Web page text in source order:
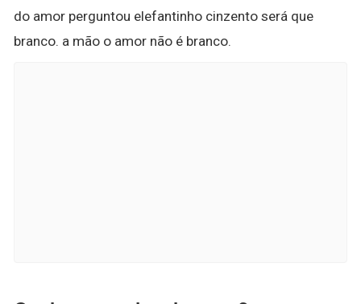
do amor perguntou elefantinho cinzento será que
branco. a mão o amor não é branco.